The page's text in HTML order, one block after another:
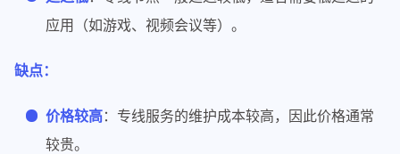
应用（如游戏、视频会议等）。
缺点：
价格较高：专线服务的维护成本较高，因此价格通常
较贵。